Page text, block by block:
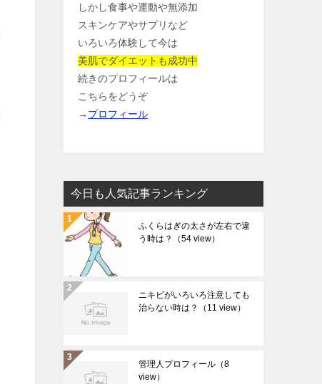
しかし食事や運動や無添加
スキンケアやサプリなど
いろいろ体験して今は
美肌でダイエットも成功中
続きのプロフィールは
こちらをどうぞ
→ プロフィール
今日も人気記事ランキング
ふくらはぎの太さが左右で違
う時は？
（54 view）
ニキビがいろいろ注意しても
治らない時は？
（11 view）
管理人プロフィール （8
view）